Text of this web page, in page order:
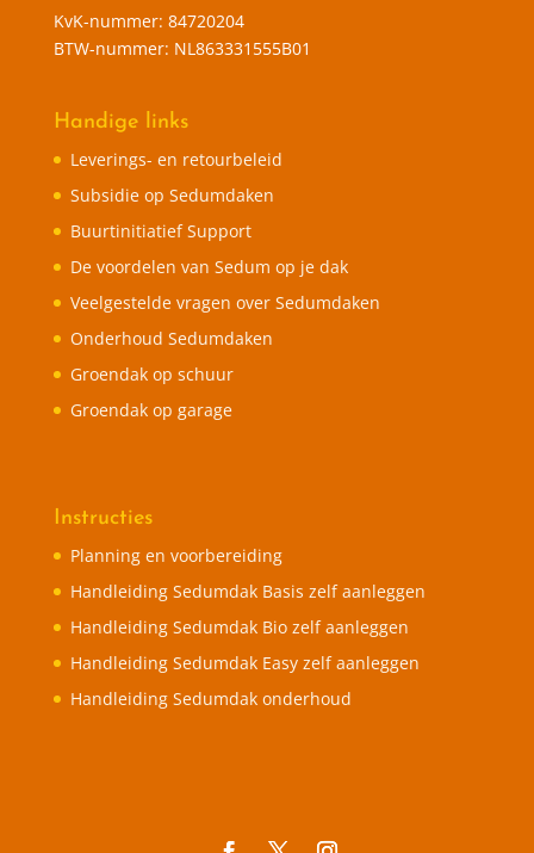
KvK-nummer: 84720204
BTW-nummer: NL863331555B01
Handige links
Leverings- en retourbeleid
Subsidie op Sedumdaken
Buurtinitiatief Support
De voordelen van Sedum op je dak
Veelgestelde vragen over Sedumdaken
Onderhoud Sedumdaken
Groendak op schuur
Groendak op garage
Instructies
Planning en voorbereiding
Handleiding Sedumdak Basis zelf aanleggen
Handleiding Sedumdak Bio zelf aanleggen
Handleiding Sedumdak Easy zelf aanleggen
Handleiding Sedumdak onderhoud